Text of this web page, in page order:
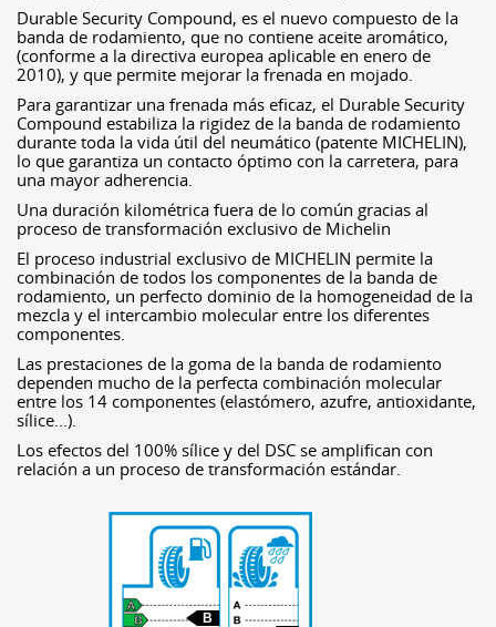
Durable Security Compound, es el nuevo compuesto de la
banda de rodamiento, que no contiene aceite aromático,
(conforme a la directiva europea aplicable en enero de
2010), y que permite mejorar la frenada en mojado.
Para garantizar una frenada más eficaz, el Durable Security
Compound estabiliza la rigidez de la banda de rodamiento
durante toda la vida útil del neumático (patente MICHELIN),
lo que garantiza un contacto óptimo con la carretera, para
una mayor adherencia.
Una duración kilométrica fuera de lo común gracias al
proceso de transformación exclusivo de Michelin
El proceso industrial exclusivo de MICHELIN permite la
combinación de todos los componentes de la banda de
rodamiento, un perfecto dominio de la homogeneidad de la
mezcla y el intercambio molecular entre los diferentes
componentes.
Las prestaciones de la goma de la banda de rodamiento
dependen mucho de la perfecta combinación molecular
entre los 14 componentes (elastómero, azufre, antioxidante,
sílice...).
Los efectos del 100% sílice y del DSC se amplifican con
relación a un proceso de transformación estándar.
B